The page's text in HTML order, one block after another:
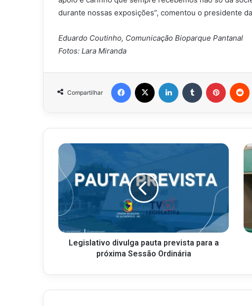
durante nossas exposições”, comentou o presidente
Eduardo Coutinho, Comunicação Bioparque Pantanal
Fotos: Lara Miranda
Compartilhar
Facebook Linkedin Tumblr Pinterest
Legislativo divulga pauta prevista para a
próxima Sessão Ordinária